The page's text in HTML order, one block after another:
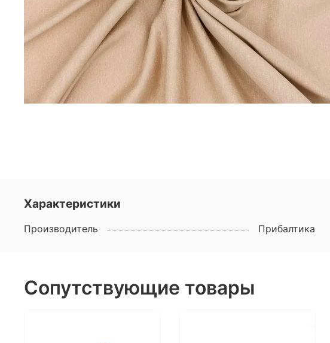
Характеристики
Производитель Прибалтика
Сопутствующие товары